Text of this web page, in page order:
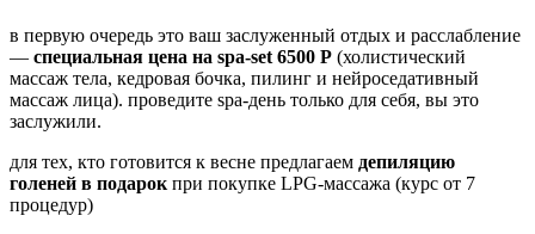
в первую очередь это ваш заслуженный отдых и расслабление
— специальная цена на spa-set 6500 Р (холистический
массаж тела, кедровая бочка, пилинг и нейроседативный
массаж лица). проведите spa-день только для себя, вы это
заслужили.
для тех, кто готовится к весне предлагаем депиляцию
голеней в подарок при покупке LPG-массажа (курс от 7
процедур)